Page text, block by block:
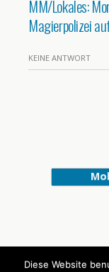
MM/Lokales:
Magierpolizei
KEINE ANTWORT
Diese Website